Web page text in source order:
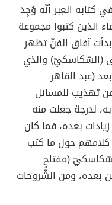
كتابه العِبر أنّه وُجِدَ
الذين كتبوا مجموعة
آفاق الفنّ تظهر
(السّكاسكيّ) والذي
(عبد القاهر
تهذيب للمسائل
لدرجة جعلت منه
بعده، فما كان
كلامهم حول ما كتب
(مفتاح
بعده، ومن الشُّروحات